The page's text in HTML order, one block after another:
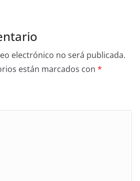
electrónico no será publicada.
están marcados con *